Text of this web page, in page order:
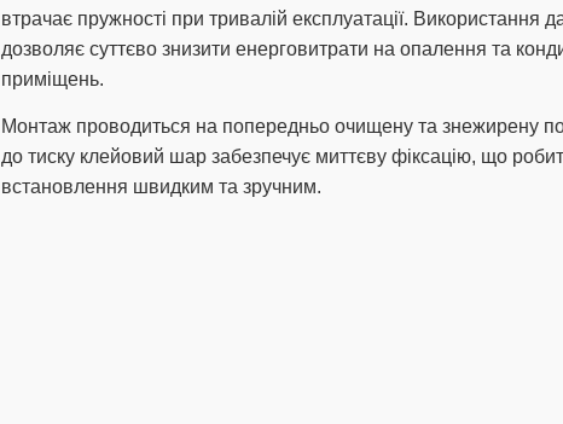
втрачає пружності при тривалій експлуатації. Використання
дозволяє суттєво знизити енерговитрати на опалення та
приміщень.
Монтаж проводиться на попередньо очищену та знежирену
до тиску клейовий шар забезпечує миттєву фіксацію, що
встановлення швидким та зручним.